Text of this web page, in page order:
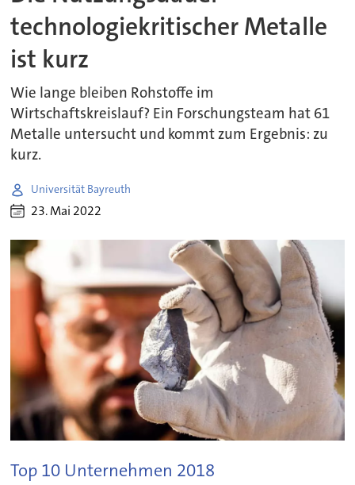
technologiekritischer Metalle
ist kurz
Wie lange bleiben Rohstoffe im
Wirtschaftskreislauf? Ein Forschungsteam hat 61
Metalle untersucht und kommt zum Ergebnis: zu
kurz.
Universität Bayreuth
23. Mai 2022
Top 10 Unternehmen 2018